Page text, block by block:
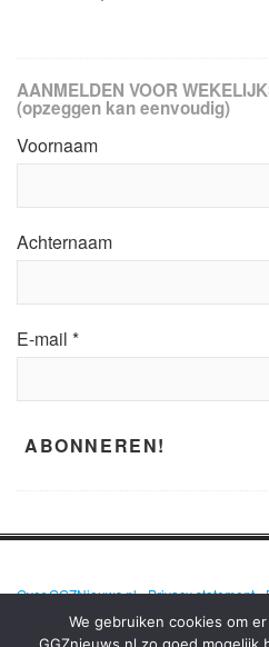
AANMELDEN VOOR
(opzeggen kan eenvoudig)
Voornaam
Achternaam
E-mail *
Over GGZNieuws.nl•Privacy statement•
We gebruiken cookies om